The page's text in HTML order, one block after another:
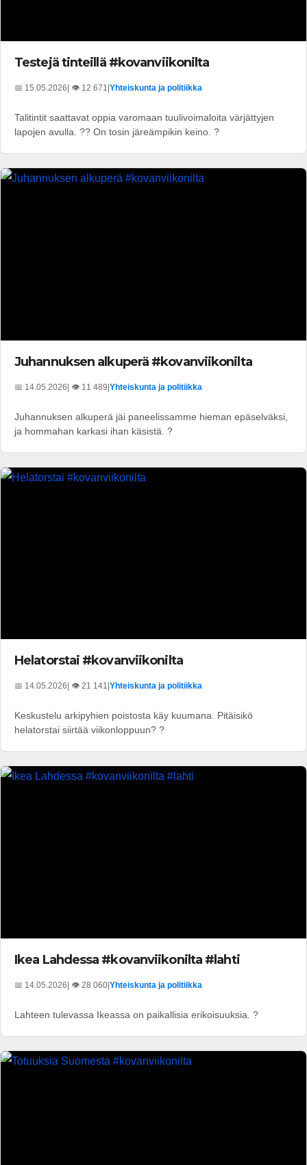
Testejä tinteillä #kovanviikonilta
📅 15.05.2026| 👁️ 12 671 |Yhteiskunta ja politiikka
Talitintit saattavat oppia varomaan tuulivoimaloita värjättyjen
lapojen avulla. ?? On tosin järeämpikin keino. ?
Juhannuksen alkuperä #kovanviikonilta
📅 14.05.2026| 👁️ 11 489|Yhteiskunta ja politiikka
Juhannuksen alkuperä jäi paneelissamme hieman epäselväksi,
ja hommahan karkasi ihan käsistä. ?
Helatorstai #kovanviikonilta
📅 14.05.2026 | 👁️ 21 141 Yhteiskunta ja politiikka
Keskustelu arkipyhien poistosta käy kuumana. Pitäisikö
helatorstai siirtää viikonloppuun? ?
Ikea Lahdessa #kovanviikonilta #lahti
📅 14.05.2026 | 👁️ 28 060 Yhteiskunta ja politiikka
Lahteen tulevassa Ikeassa on paikallisia erikoisuuksia. ?